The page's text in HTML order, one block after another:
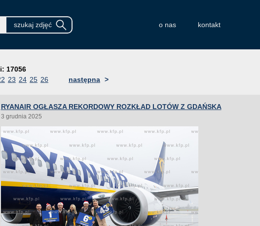
o nas kontakt
17056
23 24 25 26 następna >
RYANAIR OGŁASZA REKORDOWY ROZKŁAD LOTÓW Z GDAŃSKA
3 grudnia 2025